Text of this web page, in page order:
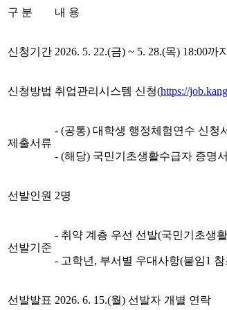
구 분 내 용
신청기간 2026. 5. 22.(금) ~ 5. 28.(목) 18:00까지
신청방법 취업관리시스템 신청(https://
제출서류
- (공통) 대학생 행정체험연수 신청
- (해당) 국민기초생활수급자 증명
선발인원 2명
선발기준
- 취약 계층 우선 선발(국민기초생
- 고학년, 부서별 우대사항(붙임1
선발발표 2026. 6. 15.(월) 선발자 개별 연락